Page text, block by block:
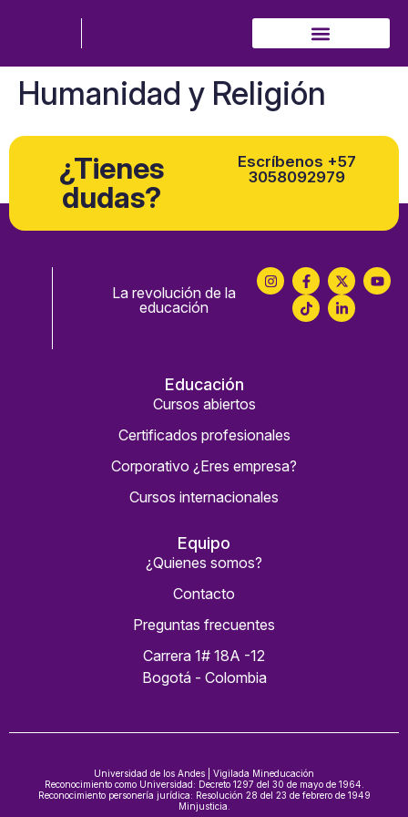
Humanidad y Religión
¿Tienes
dudas?
Escríbenos +57
3058092979
La revolución de la
educación
Educación
Cursos abiertos
Certificados profesionales
Corporativo ¿Eres empresa?
Cursos internacionales
Equipo
¿Quienes somos?
Contacto
Preguntas frecuentes
Carrera 1# 18A -12
Bogotá - Colombia
Universidad de los Andes | Vigilada Mineducación
Reconocimiento como Universidad: Decreto 1297 del 30 de mayo de 1964.
Reconocimiento personería jurídica: Resolución 28 del 23 de febrero de 1949
Minjusticia.